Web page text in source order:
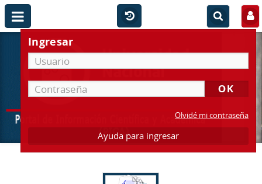
Ingresar
Olvidé mi contraseña
Ayuda para ingresar